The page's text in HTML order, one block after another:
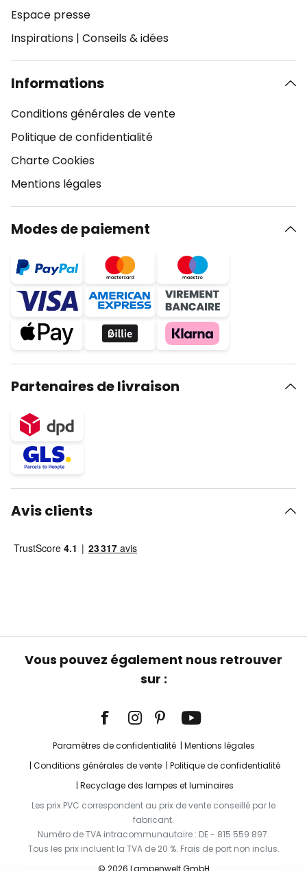
Espace presse
Inspirations | Conseils & idées
Informations
Conditions générales de vente
Politique de confidentialité
Charte Cookies
Mentions légales
Modes de paiement
Partenaires de livraison
Avis clients
Vous pouvez également nous retrouver
sur :
Paramètres de confidentialité
Mentions légales
Conditions générales de vente
Politique de confidentialité
Recyclage des lampes et luminaires
Les prix PVC correspondent au prix de vente conseillé par le
fabricant.
Numéro de TVA intracommunautaire : DE - 815 559 897.
Tous les prix incluent la TVA de 20 %. Frais de port non inclus.
© 2026 Lampenwelt GmbH